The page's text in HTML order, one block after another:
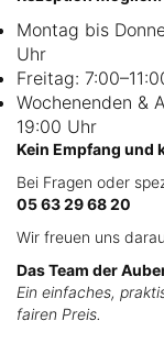
Montag bis
Uhr
Freitag:
Wochenenden &
19:00 Uhr
Kein Empfang und
Bei Fragen oder
05 63 29 68 20
Wir freuen uns
Das Team der
Ein einfaches,
fairen Preis.